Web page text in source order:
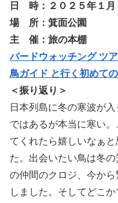
日 時：２０２５年１月
場 所：箕面公園
主 催：旅の本棚
バードウォッチング ツ
鳥ガイド と行く初めて
＜振り返り＞
日本列島に冬の寒波が
ではあるが本当に寒い
てくれたら嬉しいなぁ
た。出会いたい鳥は冬
の仲間のクロジ、今か
しました。そしてどこ